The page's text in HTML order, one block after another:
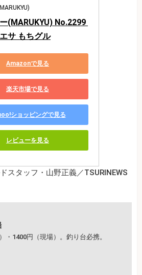
(MARUKYU) No.2299
サ もちグル
Amazonで見る
楽天市場で見る
ショッピングで見る
レビューを見る
スタッフ・山野正義／TSURINEWS
・1400円（現場）。釣り台必携。